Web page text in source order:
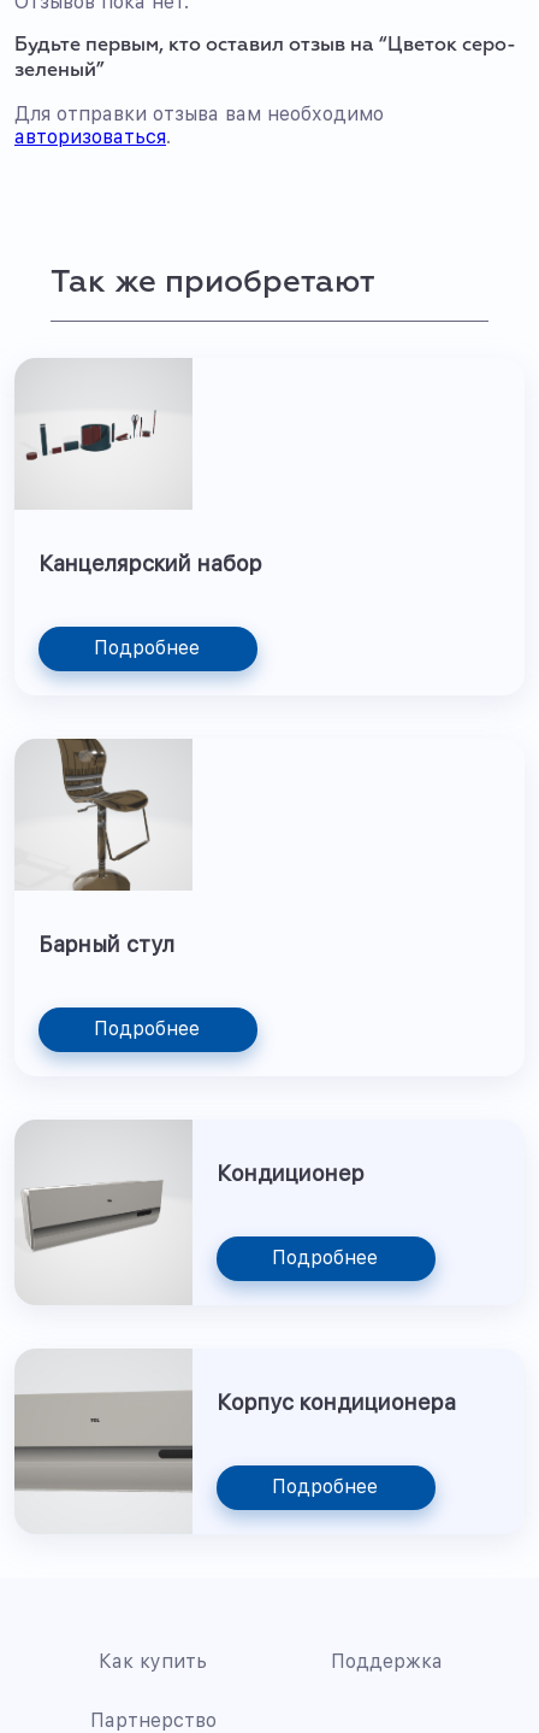
Будьте первым, кто оставил отзыв на “Цветок серо-
зеленый”
Для отправки отзыва вам необходимо
авторизоваться.
Так же приобретают
Канцелярский набор
Подробнее
Барный стул
Подробнее
Кондиционер
Подробнее
Корпус кондиционера
Подробнее
Как купить Поддержка
Партнерство